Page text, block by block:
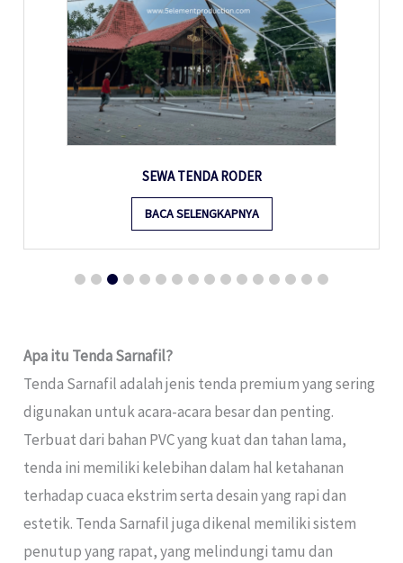
SEWA TENDA RODER
BACA SELENGKAPNYA
Apa itu Tenda Sarnafil?
Tenda Sarnafil adalah jenis tenda premium yang sering
digunakan untuk acara-acara besar dan penting.
Terbuat dari bahan PVC yang kuat dan tahan lama,
tenda ini memiliki kelebihan dalam hal ketahanan
terhadap cuaca ekstrim serta desain yang rapi dan
estetik. Tenda Sarnafil juga dikenal memiliki sistem
penutup yang rapat, yang melindungi tamu dan